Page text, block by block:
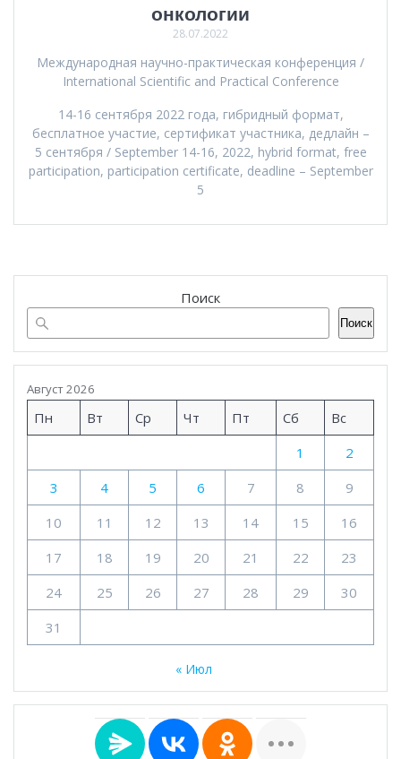
онкологии
28.07.2022
Международная научно-практическая конференция /
International Scientific and Practical Conference
14-16 сентября 2022 года, гибридный формат,
бесплатное участие, сертификат участника, дедлайн –
5 сентября / September 14-16, 2022, hybrid format, free
participation, participation certificate, deadline – September
5
Поиск
Поиск
Август 2026
Пн Вт Ср Чт Пт Сб
Вс
1
2
3
4 5 6 7 8
9
10
11 12 13 14 15
16
17
18 19 20 21 22
23
24
25 26 27 28 29
30
31
« Июл